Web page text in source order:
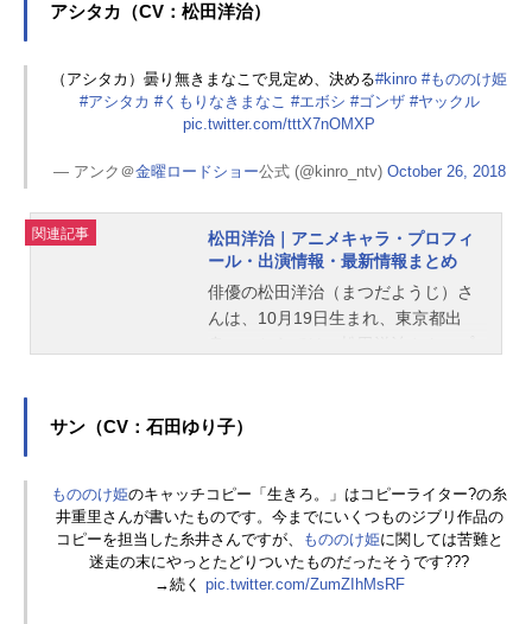
アシタカ（CV：松田洋治）
（アシタカ）曇り無きまなこで見定め、決める#kinro #もののけ姫
#アシタカ #くもりなきまなこ #エボシ #ゴンザ #ヤックル
pic.twitter.com/tttX7nOMXP
— アンク＠金曜ロードショー公式 (@kinro_ntv) October 26, 2018
関連記事
松田洋治｜アニメキャラ・プロフィ
ール・出演情報・最新情報まとめ
俳優の松田洋治（まつだようじ）さ
んは、10月19日生まれ、東京都出
サン（CV：石田ゆり子）
もののけ姫のキャッチコピー「生きろ。」はコピーライター?の糸
井重里さんが書いたものです。今までにいくつものジブリ作品の
コピーを担当した糸井さんですが、
もののけ姫に関しては苦難と
迷走の末にやっとたどりついたものだったそうです???
→続く pic.twitter.com/ZumZIhMsRF